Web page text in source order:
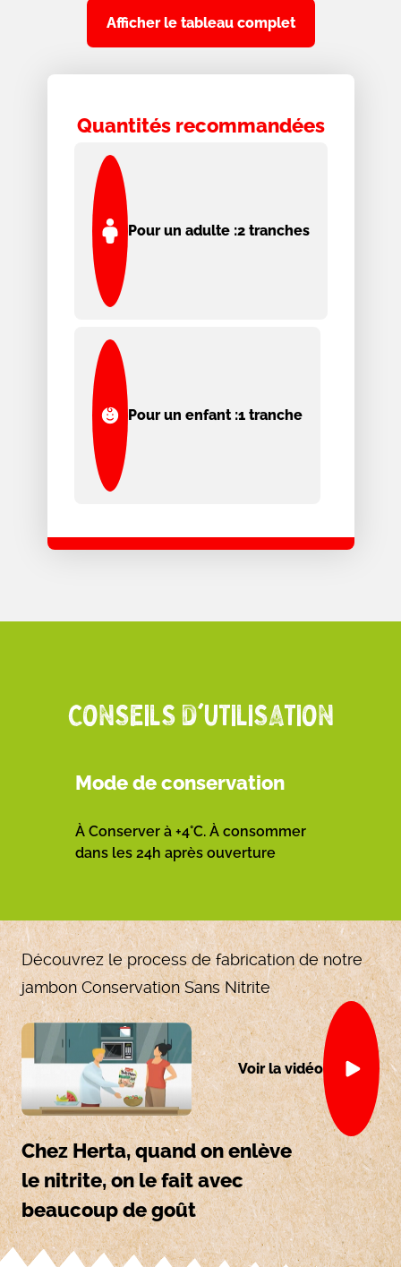
Afficher le tableau complet
Quantités recommandées
Pour un adulte :2 tranches
Pour un enfant :1 tranche
CONSEILS D'UTILISATION
Mode de conservation
À Conserver à +4°C. À consommer
dans les 24h après ouverture
Découvrez le process de fabrication de notre
jambon Conservation Sans Nitrite
Voir la vidéo
Chez Herta, quand on enlève
le nitrite, on le fait avec
beaucoup de goût